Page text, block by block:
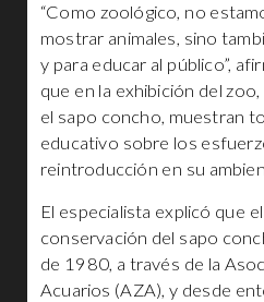
“Como zoológico, no
mostrar animales, sino
y para educar al público”,
que en la exhibición del
el sapo concho, muestran
educativo sobre los
reintroducción en su
El especialista explicó que
conservación del sapo
de 1980, a través de la
Acuarios (AZA), y desde